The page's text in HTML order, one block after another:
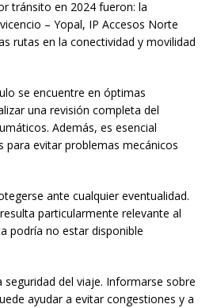
tránsito en 2024 fueron: la
– Yopal, IP Accesos Norte
rutas en la conectividad y movilidad
se encuentre en óptimas
una revisión completa del
Además, es esencial
para evitar problemas mecánicos
ante cualquier eventualidad.
particularmente relevante al
podría no estar disponible
del viaje. Informarse sobre
ayudar a evitar congestiones y a